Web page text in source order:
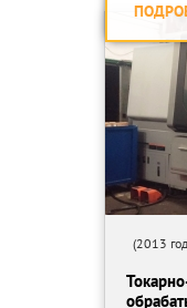
(2013